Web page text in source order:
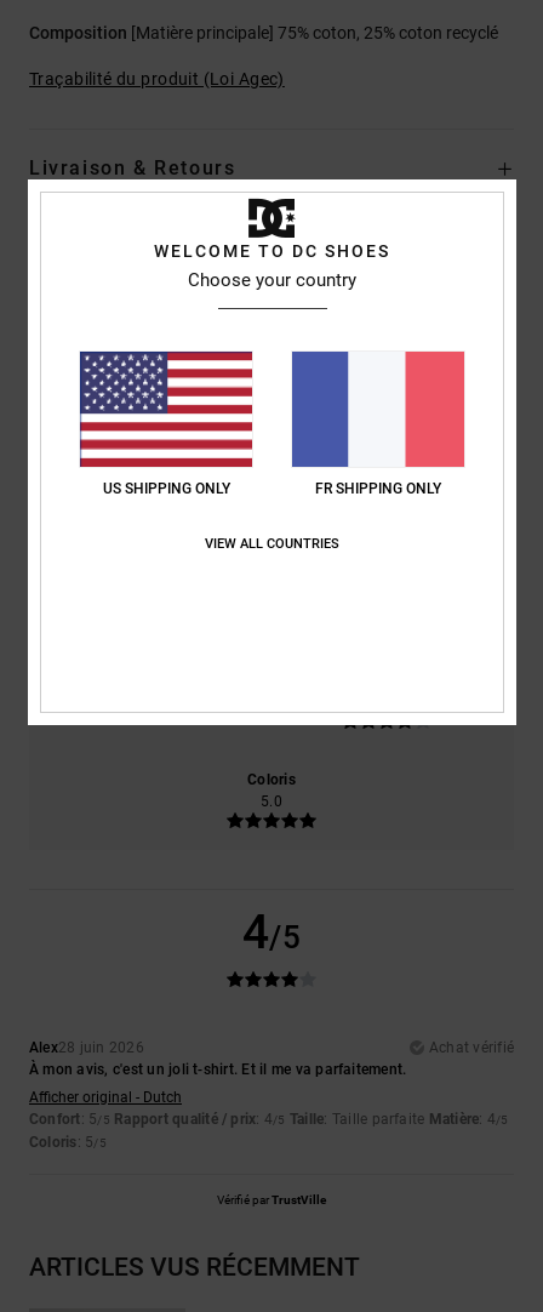
Composition [Matière principale] 75% coton, 25% coton recyclé
Traçabilité du produit (Loi Agec)
Livraison & Retours
Note moyenne
4.0
basé sur1 avis vérifiés
depuis juin 2026
Trop petit Trop grand
Coloris
5.0
4/5
Alex28 juin 2026
Achat vérifié
À mon avis, c'est un joli t-shirt. Et il me va parfaitement.
Afficher original - Dutch
Confort: 5/5 Rapport qualité / prix: 4/5 Taille: Taille parfaite Matière: 4/5
Coloris: 5/5
Vérifié parTrustVille
ARTICLES VUS RÉCEMMENT
WELCOME TO DC SHOES
Choose your country
US SHIPPING ONLY FR SHIPPING ONLY
VIEW ALL COUNTRIES